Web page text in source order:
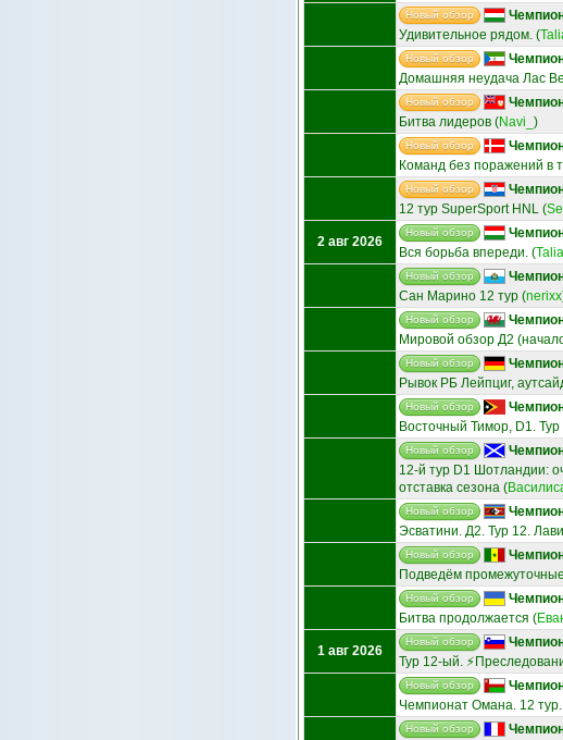
Новый обзор
Удивительное рядом. (
Новый обзор
Домашняя неудача Лас
Новый обзор
Битва лидеров (Navi_ )
Новый обзор
Команд без поражений в
Новый обзор
12 тур SuperSport HNL (
2 авг 2026
Новый обзор
Вся борьба впереди. (
Новый обзор
Сан Марино 12 тур (nerixx
Новый обзор
Мировой обзор Д2
Новый обзор
Рывок РБ Лейпциг,
Новый обзор
Восточный Тимор, D1.
Новый обзор
12‑й тур D1 Шотландии:
отставка сезона (
Новый обзор
Эсватини. Д2. Тур 12.
Новый обзор
Подведём
Новый обзор
Битва продолжается (
1 авг 2026
Новый обзор
Тур 12-ый.
Новый обзор
Чемпионат Омана. 12 тур.
Новый обзор